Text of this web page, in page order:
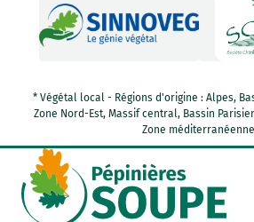
* Végétal local - Régions d'origine : Alpes,
Zone Nord-Est, Massif central, Bassin
Zone méditerranéenne